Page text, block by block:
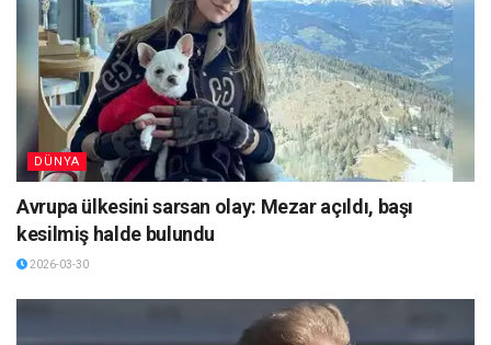
DÜNYA
Avrupa ülkesini sarsan olay: Mezar açıldı, başı
kesilmiş halde bulundu
2026-03-30